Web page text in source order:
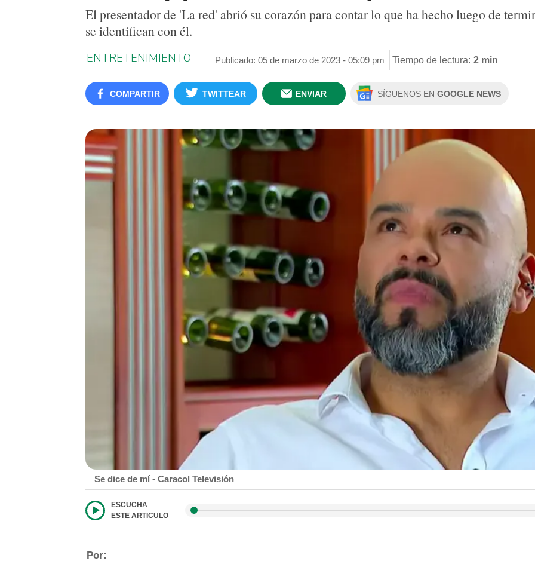
El presentador de 'La red' abrió su corazón para contar lo que ha hecho luego de
se identifican con él.
ENTRETENIMIENTO Publicado: 05 de marzo de 2023 - 05:09 pm Tiempo de lectura: 2 min
COMPARTIR TWITTEAR ENVIAR SÍGUENOS EN GOOGLE NEWS
Se dice de mí - Caracol Televisión
ESCUCHA
ESTE ARTICULO
Por: